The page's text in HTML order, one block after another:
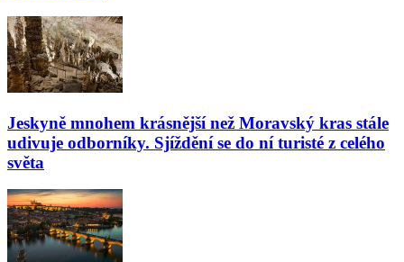
Jeskyně mnohem krásnější než Moravský kras stále
udivuje odborníky. Sjíždění se do ní turisté z celého
světa